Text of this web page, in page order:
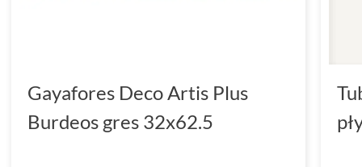
Gayafores Deco Artis Plus
Burdeos gres 32x62.5